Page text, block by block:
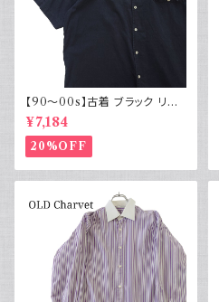
【90～00s】古着 ブラック リネ
ンコットンシャツ 黒 ボックスシ
ルエット
¥7,184
20%OFF